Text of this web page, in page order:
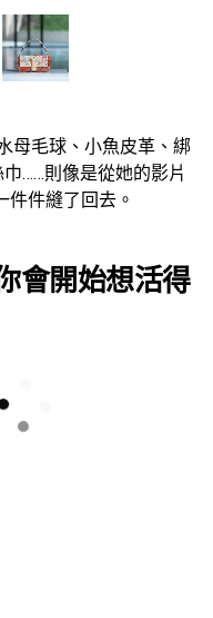
母毛球、小魚皮革、綁
……則像是從她的影片
件件縫了回去。
會開始想活得